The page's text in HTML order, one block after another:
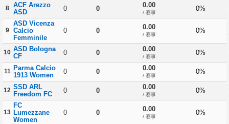
8
ACF Arezzo
ASD
0 0 0.00
/ 赛事
0%
9
ASD Vicenza
Calcio
Femminile
0 0 0.00
/ 赛事
0%
10 ASD Bologna
CF
0 0 0.00
/ 赛事
0%
11 Parma Calcio
1913 Women
0 0 0.00
/ 赛事
0%
12 SSD ARL
Freedom FC
0 0 0.00
/ 赛事
0%
13
FC
Lumezzane
Women
0 0 0.00
/ 赛事
0%